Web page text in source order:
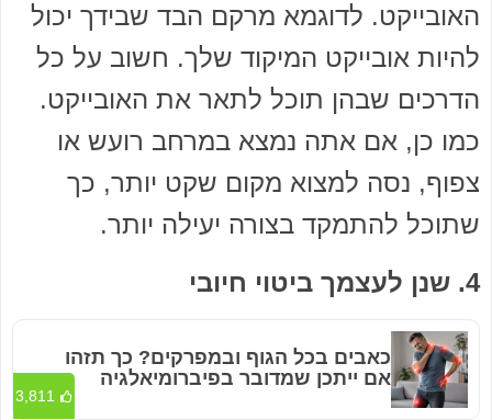
האובייקט. לדוגמא מרקם הבד שבידך יכול
להיות אובייקט המיקוד שלך. חשוב על כל
הדרכים שבהן תוכל לתאר את האובייקט.
כמו כן, אם אתה נמצא במרחב רועש או
צפוף, נסה למצוא מקום שקט יותר, כך
שתוכל להתמקד בצורה יעילה יותר.
4. שנן לעצמך ביטוי חיובי
כאבים בכל הגוף ובמפרקים? כך תזהו
אם ייתכן שמדובר בפיברומיאלגיה
3,811